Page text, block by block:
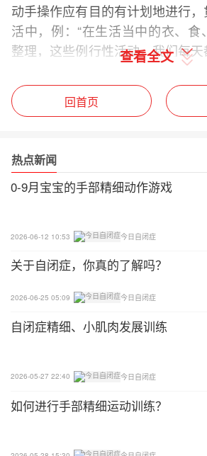
动手操作应有目的有计划地进行
活中，例：“在生活当中的衣、食
整理，这些例行性活动，我们每
借助这些机会，多给孩子一些动手
子动手的同时，让他们去体验生
1.手指肌力较弱；
2.手指灵活度较弱；
4.手部肌力较弱；
5.手眼协调能力差；
6.腕关节与肘关节灵活度差；
但其实想解决这些问题并不难，
窍，坚持训练，就一定能找到适
训练方法，提高孩子动手动脚的
查看全文
回首页
热点新闻
0-9月宝宝的手部精细动作游戏
2026-06-12 10:53 今日自闭症
关于自闭症，你真的了解吗？
2026-06-25 05:09 今日自闭症
自闭症精细、小肌肉发展训练
2026-05-27 22:40 今日自闭症
如何进行手部精细运动训练？